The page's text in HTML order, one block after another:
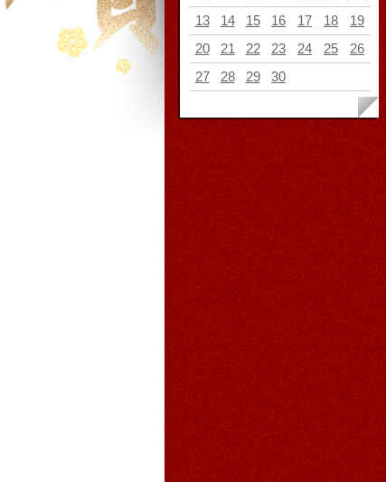
13
14 15 16 17 18
19
20
21 22 23 24 25
26
27
28 29 30